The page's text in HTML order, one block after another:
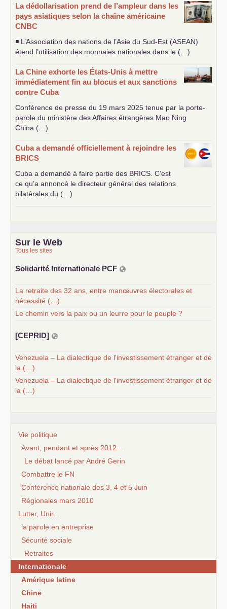
La dédollarisation prend de l’ampleur dans les
pays asiatiques selon la chaîne américaine
CNBC
◾ L’Association des nations de l’Asie du Sud-Est (ASEAN)
étend l’utilisation des monnaies nationales dans le (…)
La Chine exhorte les États-Unis à mettre
immédiatement fin au blocus et aux sanctions
contre Cuba
Conférence de presse du 19 mars 2025 tenue par la porte-
parole du ministère des Affaires étrangères Mao Ning
China (…)
Cuba a demandé officiellement à rejoindre les
BRICS
Cuba a demandé à faire partie des BRICS . C’est
ce qu’a annoncé le directeur général des relations
bilatérales du (…)
Sur le Web
Tous les sites
Solidarité Internationale PCF
La retraite des 32 ans, entre manœuvres électorales et
nécessité (…)
Le chemin vers la paix ou un leurre pour le peuple ?
[CEPRID]
Venezuela – La dialectique de l'investissement étranger et de
la (…)
Venezuela – La dialectique de l'investissement étranger et de
la (…)
Vie politique
Avant, pendant et après 2012...
Le débat lancé par André Gerin
Combattre le FN
Conférence nationale des 3, 4 et 5 Juin
Régionales mars 2010
Lutter, Unir...
la parole en entreprise
Sécurité sociale
Retraites
Internationale
Amérique latine
Chine
Haiti